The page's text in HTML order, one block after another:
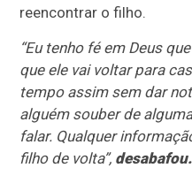
reencontrar o filho.
“Eu tenho fé em Deus
que ele vai voltar para
tempo assim sem dar
alguém souber de
falar. Qualquer
filho de volta”, desabafou.